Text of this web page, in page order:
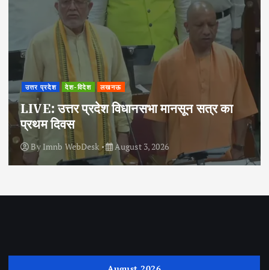
उत्तर प्रदेश देश-विदेश लखनऊ
LIVE: उत्तर प्रदेश विधानसभा मानसून सत्र का
प्रथम दिवस
By Imnb WebDesk August 3, 2026